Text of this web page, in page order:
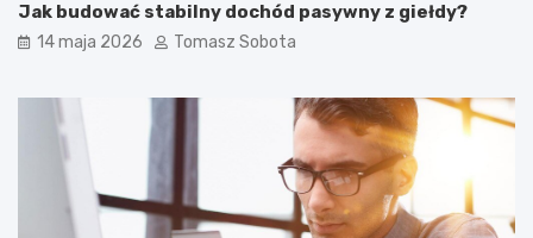
Jak budować stabilny dochód pasywny z giełdy?
14 maja 2026 Tomasz Sobota